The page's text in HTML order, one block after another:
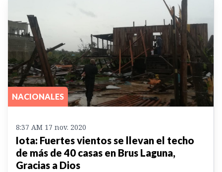
NACIONALES
8:37 AM 17 nov. 2020
Iota: Fuertes vientos se llevan el techo
de más de 40 casas en Brus Laguna,
Gracias a Dios